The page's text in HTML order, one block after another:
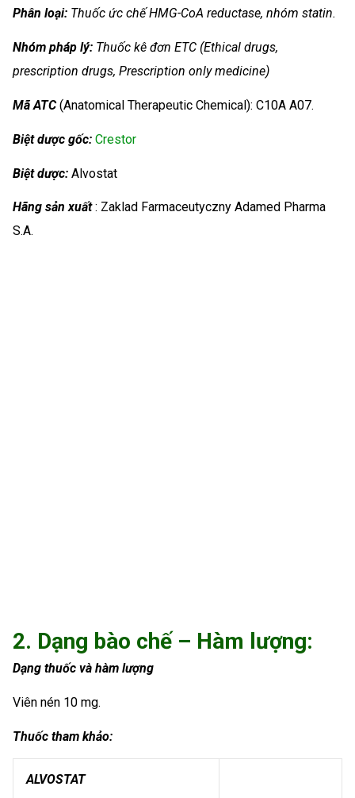
Phân loại: Thuốc ức chế HMG-CoA reductase, nhóm statin.
Nhóm pháp lý: Thuốc kê đơn ETC (Ethical drugs,
prescription drugs, Prescription only medicine)
Mã ATC(Anatomical Therapeutic Chemical): C10A A07.
Biệt dược gốc: Crestor
Biệt dược: Alvostat
Hãng sản xuất: Zaklad Farmaceutyczny Adamed Pharma
S.A.
2. Dạng bào chế – Hàm lượng:
Dạng thuốc và hàm lượng
Viên nén 10 mg.
Thuốc tham khảo:
ALVOSTAT